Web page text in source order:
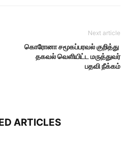
Next article
கொரோனா சமூகப்பரவல் குறித்து
தகவல் வெளியிட்ட மருத்துவர்
பதவி நீக்கம்
ARTICLES